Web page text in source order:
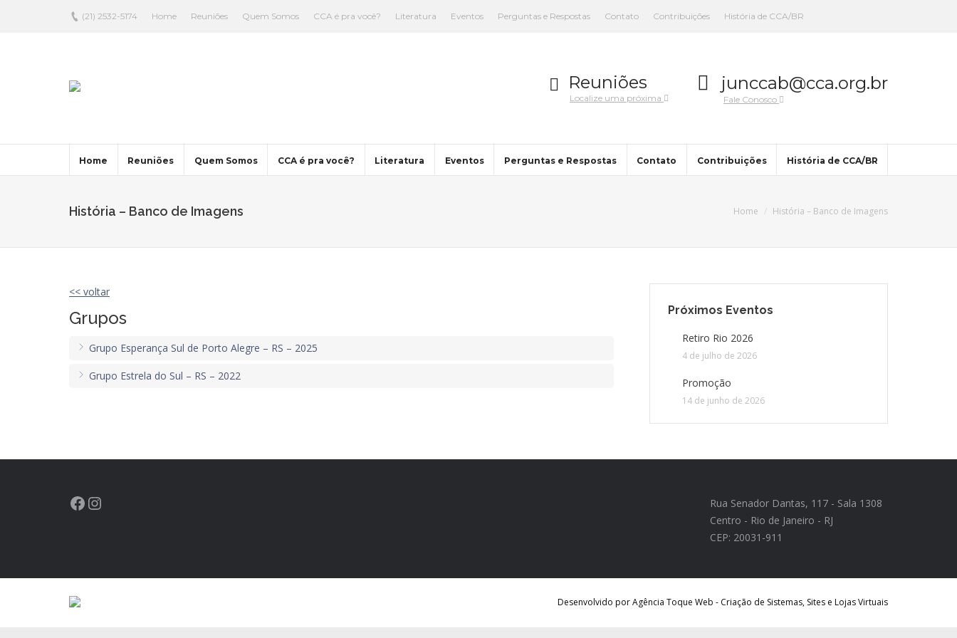
(21) 2532-5174 Home Reuniões Quem Somos CCA é pra você? Literatura Eventos Perguntas e Respostas Contato Contribuições História de CCA/BR
Reuniões
Localize uma próxima
junccab@cca.org.br
Fale Conosco
Home Reuniões Quem Somos CCA é pra você? Literatura Eventos Perguntas e Respostas Contato Contribuições História de CCA/BR
História – Banco de Imagens Home História – Banco de Imagens
<< voltar
Grupos
Grupo Esperança Sul de Porto Alegre – RS – 2025
Grupo Estrela do Sul – RS – 2022
Próximos Eventos
Retiro Rio 2026
4 de julho de 2026
Promoção
14 de junho de 2026
Rua Senador Dantas, 117 - Sala 1308
Centro - Rio de Janeiro - RJ
CEP: 20031-911
Desenvolvido por Agência Toque Web - Criação de Sistemas, Sites e Lojas Virtuais